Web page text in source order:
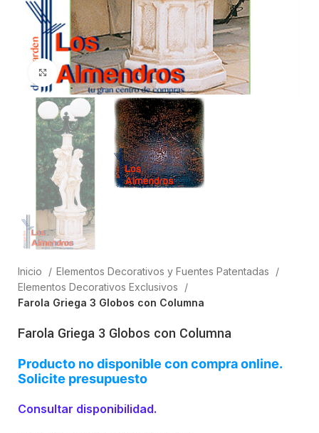
Clic para ampliar
Inicio
Elementos Decorativos y Fuentes Patentadas
Elementos Decorativos Exclusivos
Farola Griega 3 Globos con Columna
Farola Griega 3 Globos con Columna
Producto no disponible con compra online.
Solicite presupuesto
Consultar disponibilidad.